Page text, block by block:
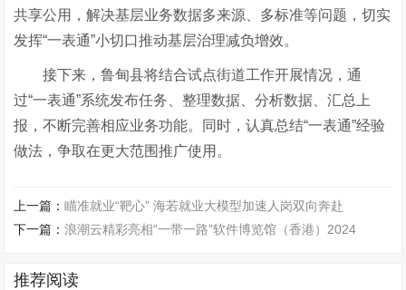
共享公用，解决基层业务数据多来源、多标准等问题，切实
发挥“一表通”小切口推动基层治理减负增效。
接下来，鲁甸县将结合试点街道工作开展情况，通
过“一表通”系统发布任务、整理数据、分析数据、汇总上
报，不断完善相应业务功能。同时，认真总结“一表通”经验
做法，争取在更大范围推广使用。
上一篇：瞄准就业“靶心” 海若就业大模型加速人岗双向奔赴
下一篇：浪潮云精彩亮相“一带一路”软件博览馆（香港）2024
推荐阅读